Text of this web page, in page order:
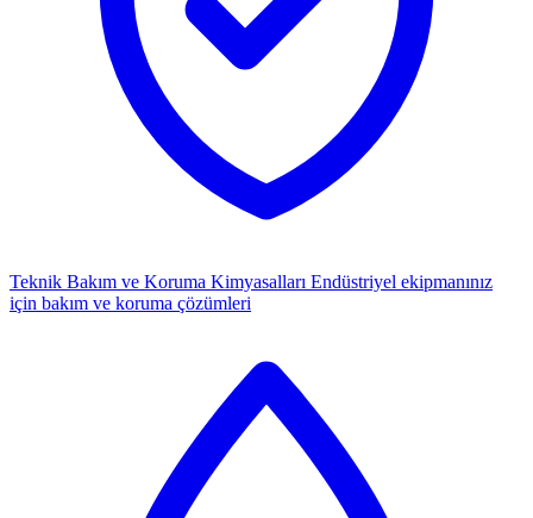
Teknik Bakım ve Koruma Kimyasalları Endüstriyel ekipmanınız
için bakım ve koruma çözümleri